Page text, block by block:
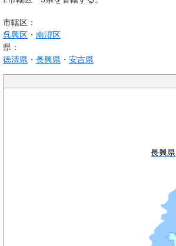
市轄区：
呉興区 ・ 南潯区
県：
徳清県 ・ 長興県 ・ 安吉県
長興県